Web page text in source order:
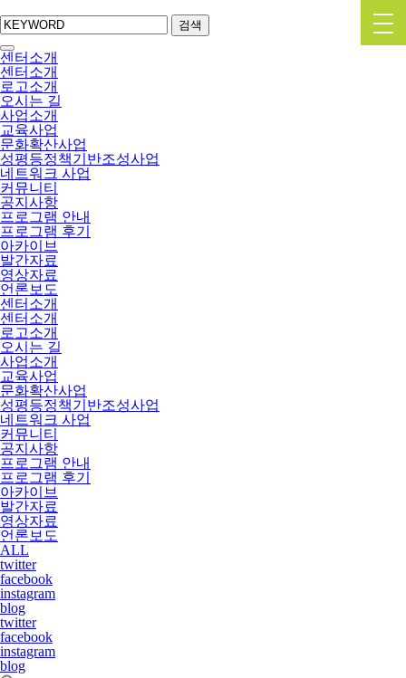
검색
센터소개
센터소개
로고소개
오시는 길
사업소개
교육사업
문화확산사업
성평등정책기반조성사업
네트워크 사업
커뮤니티
공지사항
프로그램 안내
프로그램 후기
아카이브
발간자료
영상자료
언론보도
센터소개
센터소개
로고소개
오시는 길
사업소개
교육사업
문화확산사업
성평등정책기반조성사업
네트워크 사업
커뮤니티
공지사항
프로그램 안내
프로그램 후기
아카이브
발간자료
영상자료
언론보도
ALL
twitter
facebook
instagram
blog
twitter
facebook
instagram
blog